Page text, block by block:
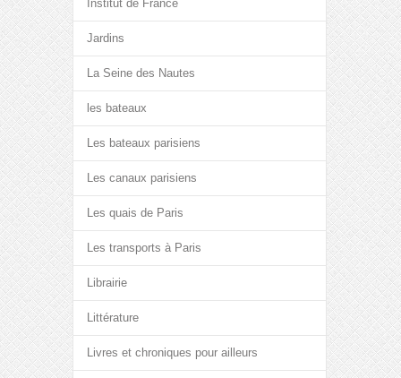
Institut de France
Jardins
La Seine des Nautes
les bateaux
Les bateaux parisiens
Les canaux parisiens
Les quais de Paris
Les transports à Paris
Librairie
Littérature
Livres et chroniques pour ailleurs